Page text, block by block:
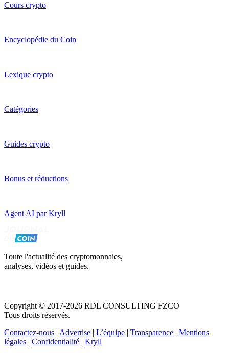
Cours crypto
Encyclopédie du Coin
Lexique crypto
Catégories
Guides crypto
Bonus et réductions
Agent AI par Kryll
Toute l'actualité des cryptomonnaies,
analyses, vidéos et guides.
Copyright © 2017-2026 RDL CONSULTING FZCO
Tous droits réservés.
Contactez-nous | Advertise | L’équipe | Transparence | Mentions
légales | Confidentialité | Kryll